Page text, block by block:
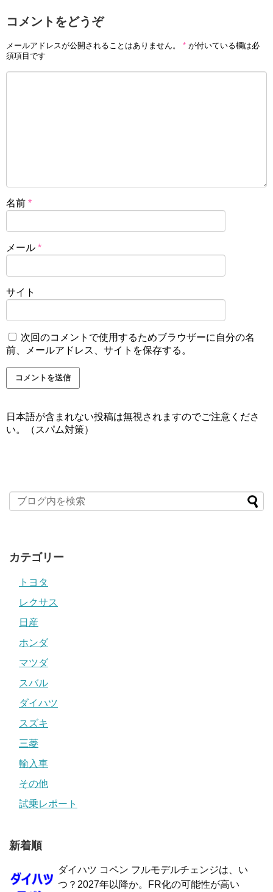
コメントをどうぞ
メールアドレスが公開されることはありません。 * が付いている欄は必
須項目です
名前 *
メール *
サイト
次回のコメントで使用するためブラウザーに自分の名
前、メールアドレス、サイトを保存する。
日本語が含まれない投稿は無視されますのでご注意くださ
い。（スパム対策）
カテゴリー
トヨタ
レクサス
日産
ホンダ
マツダ
スバル
ダイハツ
スズキ
三菱
輸入車
その他
試乗レポート
新着順
ダイハツ コペン フルモデルチェンジは、い
つ？2027年以降か。FR化の可能性が高い